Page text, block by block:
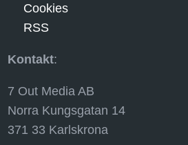
Cookies
RSS
Kontakt:
7 Out Media AB
Norra Kungsgatan 14
371 33 Karlskrona